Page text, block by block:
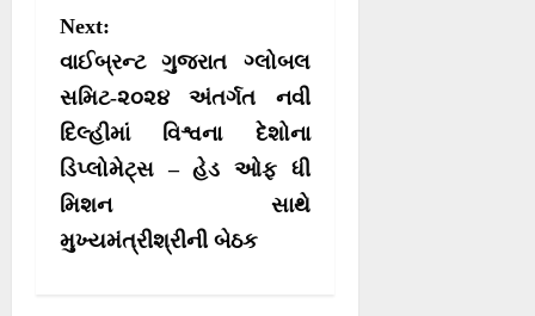
v
i
g
a
t
i
o
Next:
વાઈબ્રન્ટ ગુજરાત ગ્લોબલ
સમિટ-૨૦૨૪ અંતર્ગત નવી
દિલ્હીમાં વિશ્વના દેશોના
ડિપ્લોમેટ્સ – હેડ ઓફ ધી
મિશન સાથે
મુખ્યમંત્રીશ્રીની બેઠક